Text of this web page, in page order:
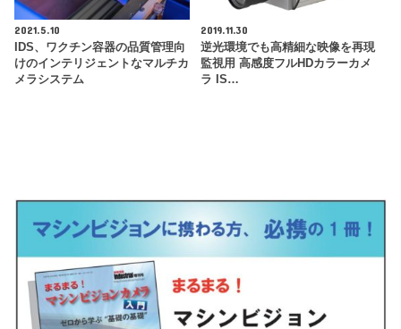
2021.5.10
IDS、ワクチン容器の品質管理向
けのインテリジェントなマルチカ
メラシステム
2019.11.30
逆光環境でも高精細な映像を再現
監視用 高感度フルHDカラーカメ
ラ IS…